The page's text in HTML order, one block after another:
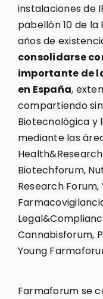
instalaciones de
pabellón 10 de la
años de
consolidarse
importante de
en España,
compartiendo
Biotecnológica y
mediante las
Biotechforum,
Research
Cannabisforum,
Young
Farmaforum se